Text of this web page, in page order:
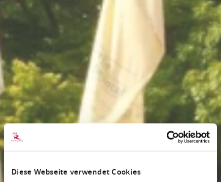
Diese Webseite verwendet Cookies